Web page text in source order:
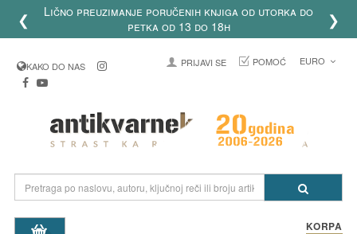
❮
Lično preuzimanje poručenih knjiga od utorka do
petka od 13 do 18h
❯
KAKO DO NAS PRIJAVI SE POMOĆ EURO
KORPA